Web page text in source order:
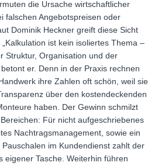
die Ursache wirtschaftlicher
falschen Angebotspreisen oder
Dominik Heckner greift diese Sicht
ist kein isoliertes Thema –
Struktur, Organisation und der
er. Denn in der Praxis rechnen
ihre Zahlen oft schön, weil sie
über den kostendeckenden
haben. Der Gewinn schmilzt
Für nicht aufgeschriebenes
Nachtragsmanagement, sowie ein
im Kundendienst zahlt der
eigener Tasche. Weiterhin führen